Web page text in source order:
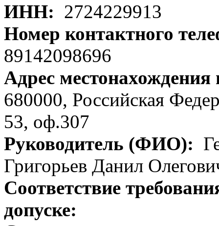
ИНН: 2724229913
Номер контактного
89142098696
Адрес
680000, Российская
53, оф.307
Руководитель (ФИО):
Григорьев Данил
Соответствие
допуске: